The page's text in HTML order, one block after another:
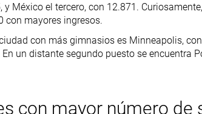
México el tercero, con 12.871.
con mayores ingresos.
con más gimnasios es Minneapolis,
un distante segundo puesto se encuentra
con mayor número de